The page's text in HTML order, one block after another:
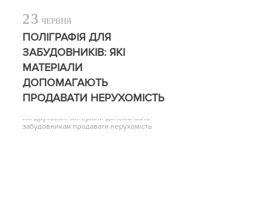
23 ЧЕРВНЯ
ПОЛІГРАФІЯ ДЛЯ
ЗАБУДОВНИКІВ: ЯКІ
МАТЕРІАЛИ
ДОПОМАГАЮТЬ
ПРОДАВАТИ НЕРУХОМІСТЬ
Які друковані матеріали допомагають
забудовникам продавати нерухомість